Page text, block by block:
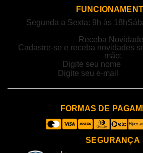
Segunda a Sexta: 9h às 18h
Receba
Cadastre-se e receba novidades
mão:
FORMAS DE
SEGURANÇA